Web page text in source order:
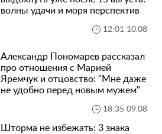
волны удачи и моря перспектив
12:01 10.08
Александр Пономарев рассказал
про отношения с Марией
Яремчук и отцовство: "Мне даже
не удобно перед новым мужем"
18:35 09.08
Шторма не избежать: 3 знака